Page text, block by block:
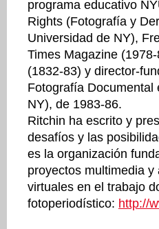
programa educativo
Rights (Fotografía y
Universidad de NY),
Times Magazine
(1832-83) y director-
Fotografía Documental
NY), de 1983-86.
Ritchin ha escrito y
desafíos y las
es la organización
proyectos multimedia
virtuales en el trabajo
fotoperiodístico: http://